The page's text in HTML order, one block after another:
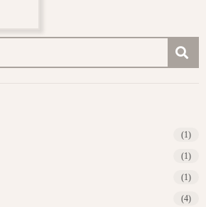
(1)
(1)
(1)
(4)